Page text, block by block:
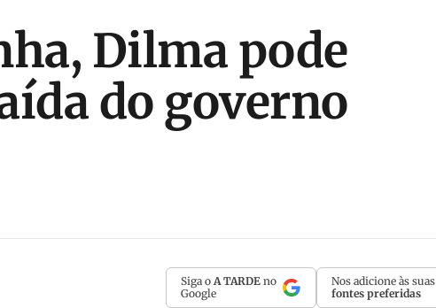
Dilma pode
do governo
Siga o A TARDE no
Google
Nos adicione às suas
fontes preferidas